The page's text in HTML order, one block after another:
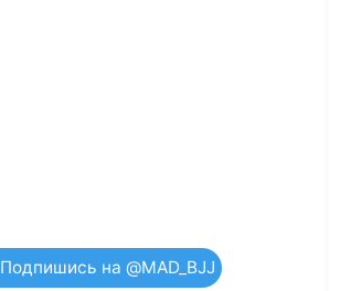
Подпишись на @MAD_BJJ